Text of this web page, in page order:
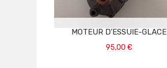
MOTEUR D'ESSUIE-GLACE
95,00 €